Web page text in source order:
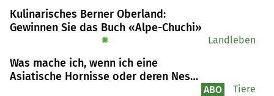
Sommermonate zu verlagern, um die saisonalen
Herausforderungen zu meistern.
Kulinarisches Berner Oberland:
Gewinnen Sie das Buch «Alpe-Chuchi»
✹ Landleben
Was mache ich, wenn ich eine
Asiatische Hornisse oder deren Nest
ABO Tiere